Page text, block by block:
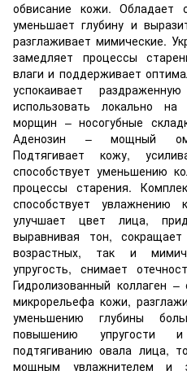
обвисание кожи. Обладает
уменьшает глубину и
разглаживает мимические.
замедляет процессы
влаги и поддерживает
успокаивает
использовать локально
морщин – носогубные
Аденозин – мощный
Подтягивает кожу,
способствует уменьшению
процессы старения.
способствует
улучшает цвет лица,
выравнивая тон,
возрастных, так и
упругость, снимает
Гидролизованный коллаген
микрорельефа кожи,
уменьшению глубины
повышению упругости и
подтягиванию овала лица,
мощным увлажнителем и